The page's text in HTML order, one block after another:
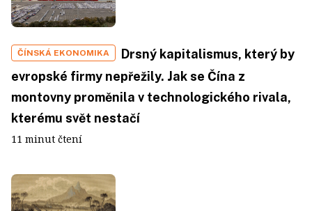
ČÍNSKÁ EKONOMIKA
Drsný kapitalismus, který by
evropské firmy nepřežily. Jak se Čína z
montovny proměnila v technologického rivala,
kterému svět nestačí
11 minut čtení